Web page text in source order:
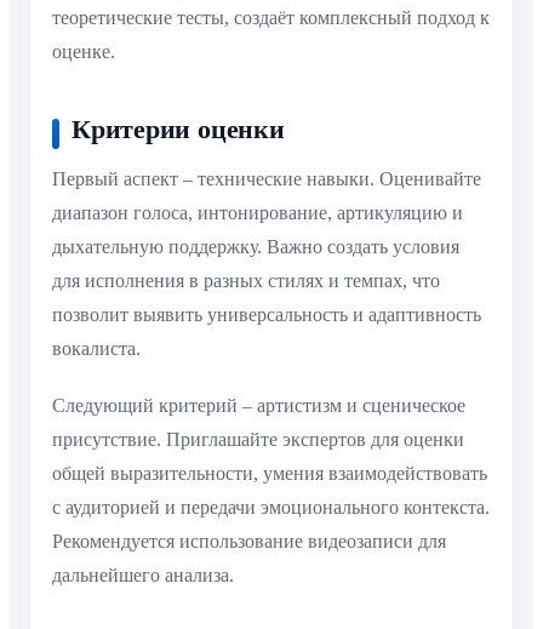
теоретические тесты, создаёт комплексный подход к
оценке.
Критерии оценки
Первый аспект – технические навыки. Оценивайте
диапазон голоса, интонирование, артикуляцию и
дыхательную поддержку. Важно создать условия
для исполнения в разных стилях и темпах, что
позволит выявить универсальность и адаптивность
вокалиста.
Следующий критерий – артистизм и сценическое
присутствие. Приглашайте экспертов для оценки
общей выразительности, умения взаимодействовать
с аудиторией и передачи эмоционального контекста.
Рекомендуется использование видеозаписи для
дальнейшего анализа.